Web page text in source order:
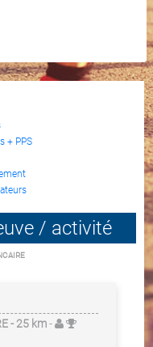
+ PPS
/ activité
- 25 km-